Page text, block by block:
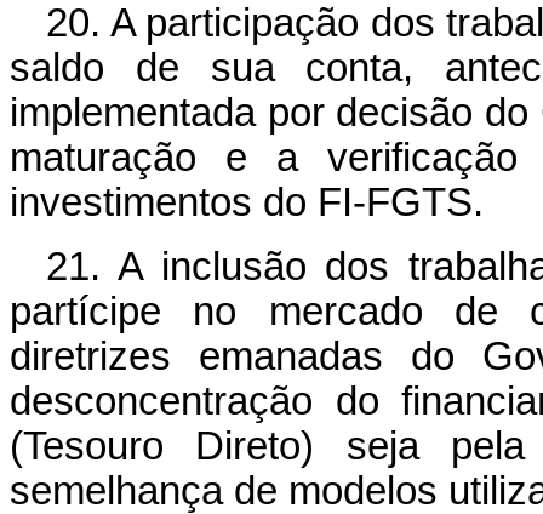
20. A participação dos
saldo de sua conta,
implementada por decisão
maturação e a verificação
investimentos do FI-FGTS.
21. A inclusão dos
partícipe no mercado de
diretrizes emanadas do
desconcentração do
(Tesouro Direto) seja
semelhança de modelos